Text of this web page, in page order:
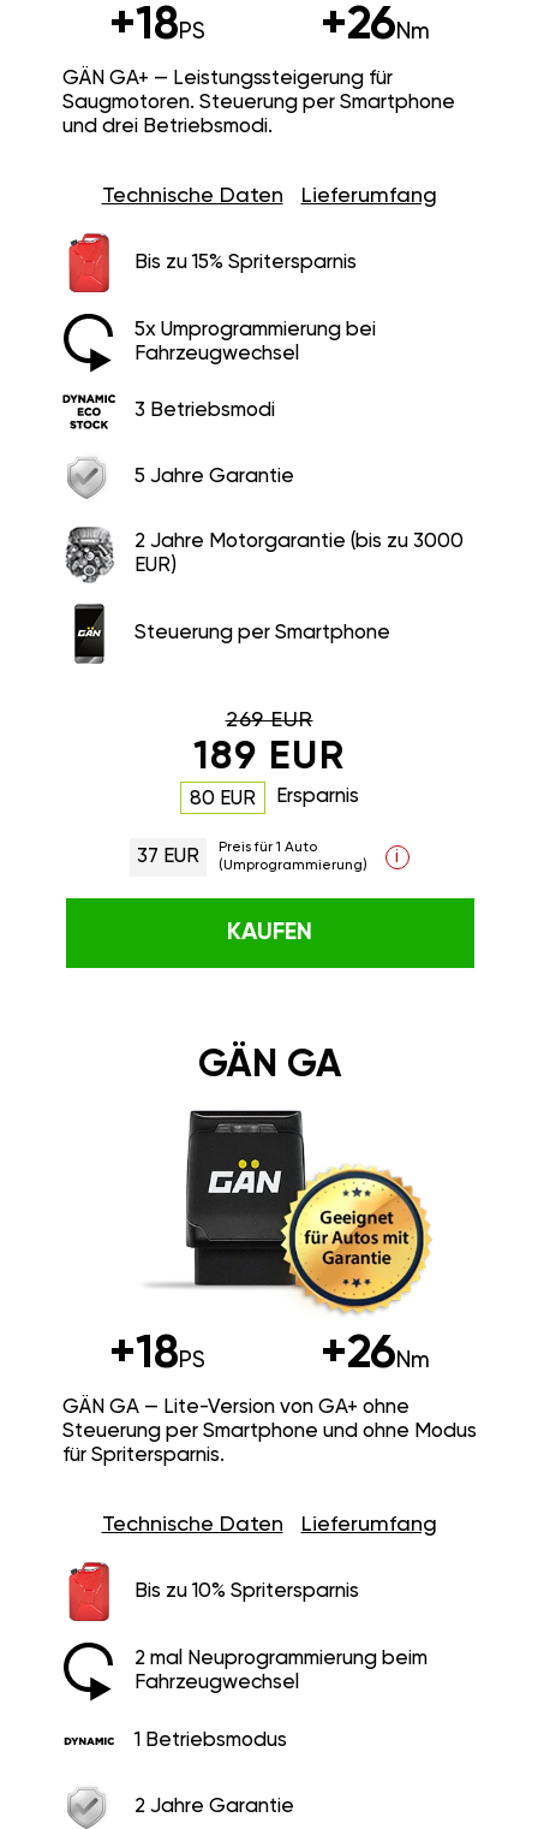
+18PS +26Nm
GÄN GA+ — Leistungssteigerung für
Saugmotoren. Steuerung per Smartphone
und drei Betriebsmodi.
Technische Daten Lieferumfang
Bis zu 15% Spritersparnis
5x Umprogrammierung bei
Fahrzeugwechsel
3 Betriebsmodi
5 Jahre Garantie
2 Jahre Motorgarantie (bis zu 3000
EUR)
Steuerung per Smartphone
269 EUR
189 EUR
80 EUR Ersparnis
37 EUR
Preis für 1 Auto
(Umprogrammierung)
i
KAUFEN
GÄN GA
+18PS +26Nm
GÄN GA — Lite-Version von GA+ ohne
Steuerung per Smartphone und ohne Modus
für Spritersparnis.
Technische Daten Lieferumfang
Bis zu 10% Spritersparnis
2 mal Neuprogrammierung beim
Fahrzeugwechsel
1 Betriebsmodus
2 Jahre Garantie